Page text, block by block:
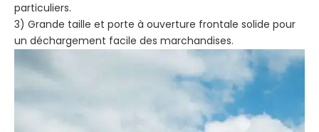
particuliers.
3) Grande taille et porte à ouverture frontale solide pour
un déchargement facile des marchandises.